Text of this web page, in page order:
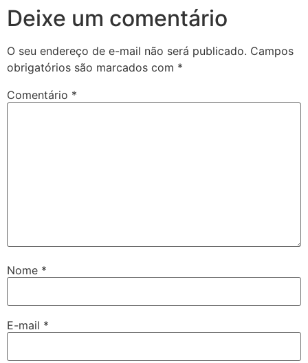
Deixe um comentário
O seu endereço de e-mail não será publicado. Campos
obrigatórios são marcados com *
Comentário *
Nome *
E-mail *